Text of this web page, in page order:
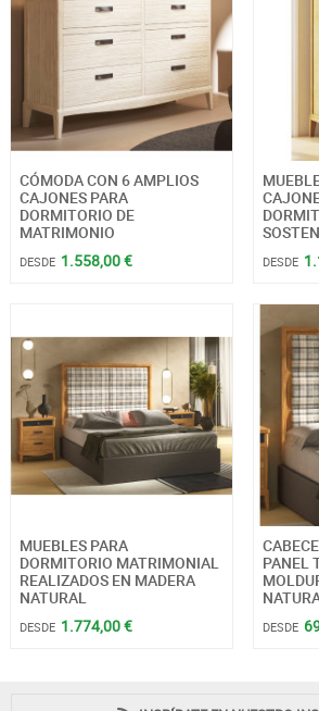
CÓMODA CON 6 AMPLIOS
CAJONES PARA
DORMITORIO DE
MATRIMONIO
DESDE 1.558,00 € DESDE
MUEBLES PARA
DORMITORIO MATRIMONIAL
REALIZADOS EN MADERA
NATURAL
DESDE 1.774,00 €
PANEL
DESDE